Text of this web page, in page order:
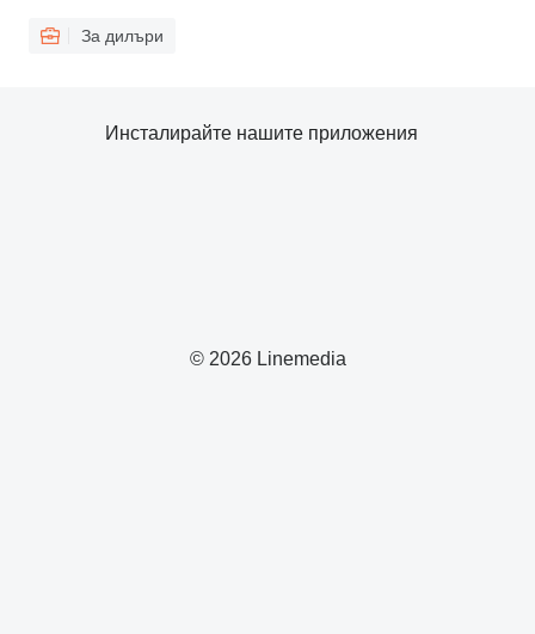
За дилъри
© 2026 Linemedia
Инсталирайте нашите приложения